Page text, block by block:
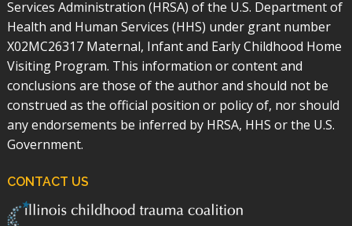
Services Administration (HRSA) of the U.S. Department of
Health and Human Services (HHS) under grant number
X02MC26317 Maternal, Infant and Early Childhood Home
Visiting Program. This information or content and
conclusions are those of the author and should not be
construed as the official position or policy of, nor should
any endorsements be inferred by HRSA, HHS or the U.S.
Government.
CONTACT US